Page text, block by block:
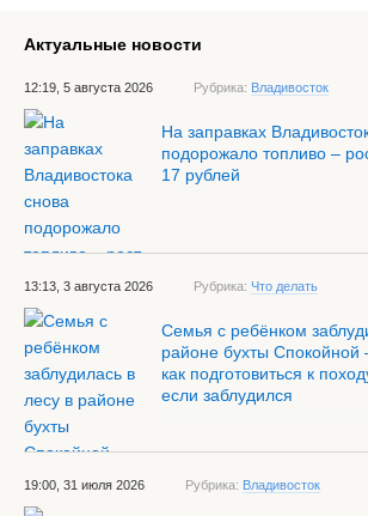
Актуальные новости
12:19, 5 августа 2026 Рубрика: Владивосток
На заправках
подорожало топливо –
17 рублей
13:13, 3 августа 2026 Рубрика: Что делать
Семья с ребёнком
районе бухты
как подготовиться к
если заблудился
19:00, 31 июля 2026 Рубрика: Владивосток